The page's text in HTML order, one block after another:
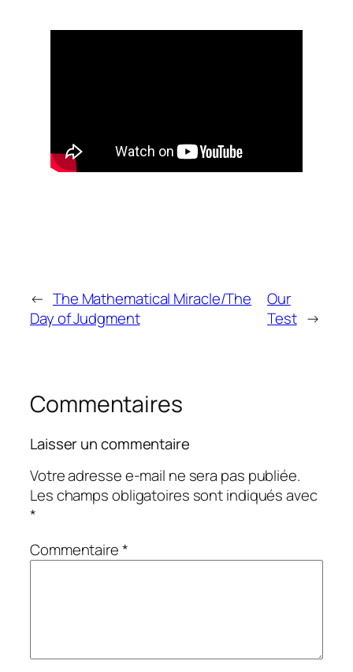
← The Mathematical Miracle/The
Day of Judgment
Our
Test →
Commentaires
Laisser un commentaire
Votre adresse e-mail ne sera pas publiée.
Les champs obligatoires sont indiqués avec
*
Commentaire*